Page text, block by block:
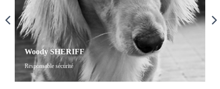
Woody SHERIFF
Responsable sécurité